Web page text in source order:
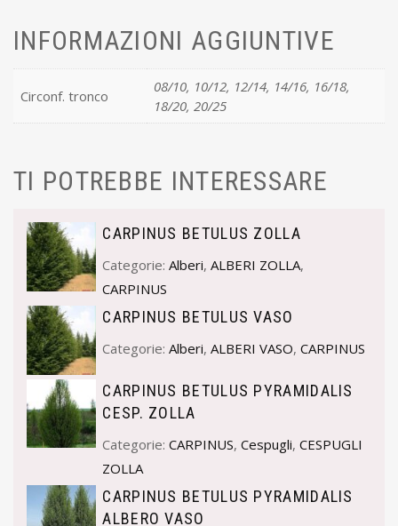
INFORMAZIONI AGGIUNTIVE
Circonf. tronco
08/10, 10/12, 12/14, 14/16, 16/18,
18/20, 20/25
TI POTREBBE INTERESSARE
CARPINUS BETULUS ZOLLA
Categorie:Alberi,ALBERI ZOLLA,
CARPINUS
CARPINUS BETULUS VASO
Categorie:Alberi,ALBERI VASO,CARPINUS
CARPINUS BETULUS PYRAMIDALIS
CESP. ZOLLA
Categorie:CARPINUS,Cespugli,CESPUGLI
ZOLLA
CARPINUS BETULUS PYRAMIDALIS
ALBERO VASO